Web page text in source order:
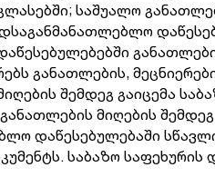
საშუალო
განათლების,
შემდეგ გაიცემა
მიღების
დაწესებულებაში
საბაზო საფეხურის